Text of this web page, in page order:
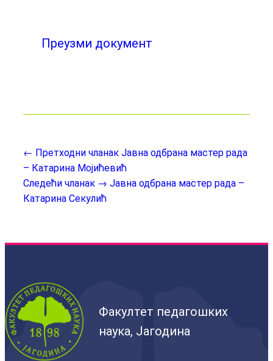
Преузми документ
← Претходни чланак Јавна одбрана мастер рада
– Катарина Мојићевић
Следећи чланак → Јавна одбрана мастер рада –
Катарина Секулић
Факултет педагошких
наука, Јагодина